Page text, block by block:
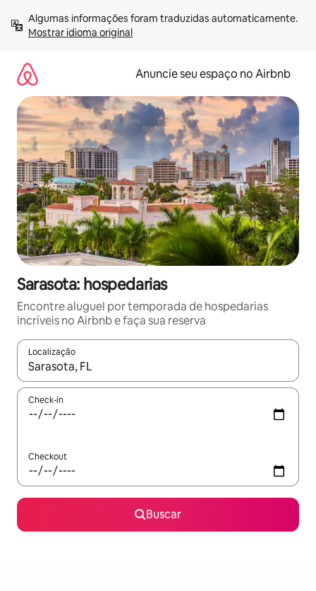
para
Mostrar idioma original
Anuncie seu espaço no Airbnb
Sarasota: hospedarias
Encontre aluguel por temporada de hospedarias
incríveis no Airbnb e faça sua reserva
Localização
Quando os resultados estiverem disponíveis, explore-os
Check-in
Checkout
Buscar